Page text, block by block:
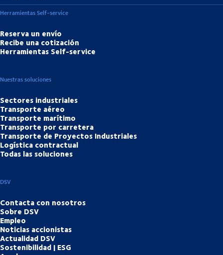
Herramientas Self-service
Reserva un envío
Recibe una cotización
Herramientas Self-service
Nuestras soluciones
Sectores industriales
Transporte aéreo
Transporte marítimo
Transporte por carretera
Transporte de Proyectos Industriales
Logística contractual
Todas las soluciones
DSV
Contacta con nosotros
Sobre DSV
Empleo
Noticias accionistas
Actualidad DSV
Sostenibilidad | ESG